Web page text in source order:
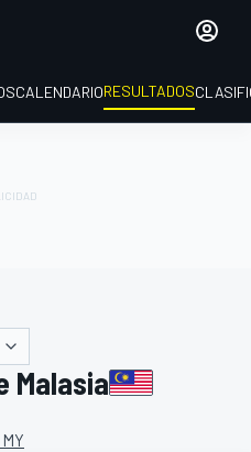
CALENDARIORESULTADOS
Malasia